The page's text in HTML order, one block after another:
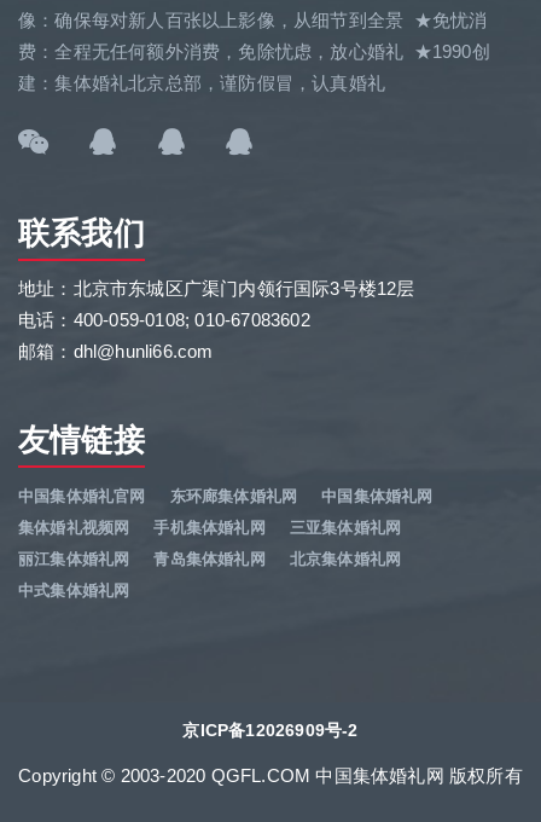
像：确保每对新人百张以上影像，从细节到全景 ★免忧消
费：全程无任何额外消费，免除忧虑，放心婚礼 ★1990创
建：集体婚礼北京总部，谨防假冒，认真婚礼
联系我们
地址：北京市东城区广渠门内领行国际3号楼12层
电话：400-059-0108; 010-67083602
邮箱：dhl@hunli66.com
友情链接
中国集体婚礼官网 东环廊集体婚礼网
中国集体婚礼网
集体婚礼视频网
手机集体婚礼网
三亚集体婚礼网
丽江集体婚礼网
青岛集体婚礼网
北京集体婚礼网
中式集体婚礼网
Copyright © 2003-2020 QGFL.COM 中国集体婚礼网 版权所有
京ICP备12026909号-2